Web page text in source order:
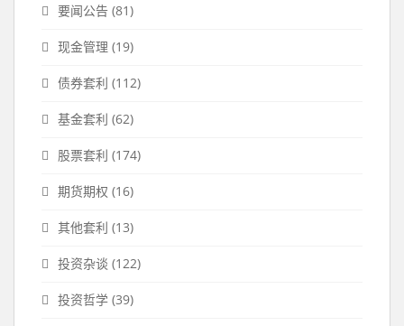
要闻公告 (81)
现金管理 (19)
债券套利 (112)
基金套利 (62)
股票套利 (174)
期货期权 (16)
其他套利 (13)
投资杂谈 (122)
投资哲学 (39)